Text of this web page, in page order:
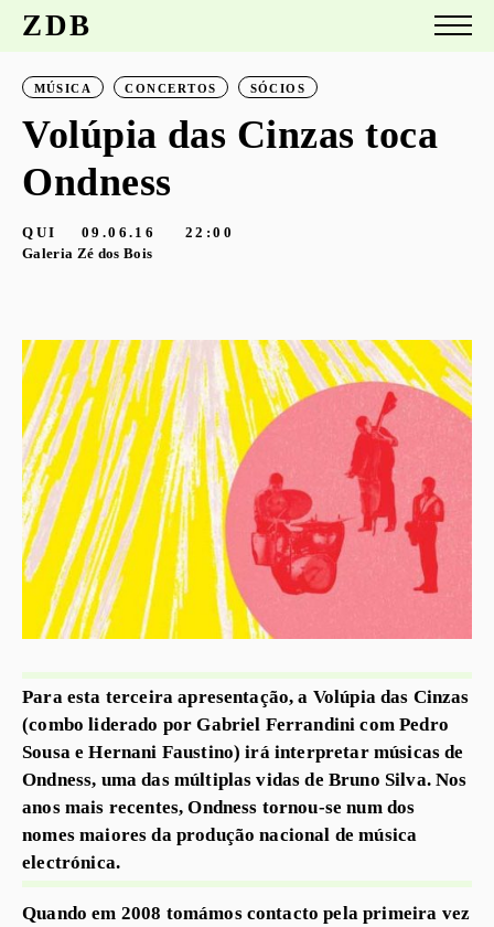
ZDB
MÚSICA CONCERTOS SÓCIOS
Volúpia das Cinzas toca
Ondness
QUI 09.06.16
22:00
Galeria Zé dos Bois
Para esta terceira apresentação, a Volúpia das Cinzas
(combo liderado por Gabriel Ferrandini com Pedro
Sousa e Hernani Faustino) irá interpretar músicas de
Ondness, uma das múltiplas vidas de Bruno Silva. Nos
anos mais recentes, Ondness tornou-se num dos
nomes maiores da produção nacional de música
electrónica.
Quando em 2008 tomámos contacto pela primeira vez